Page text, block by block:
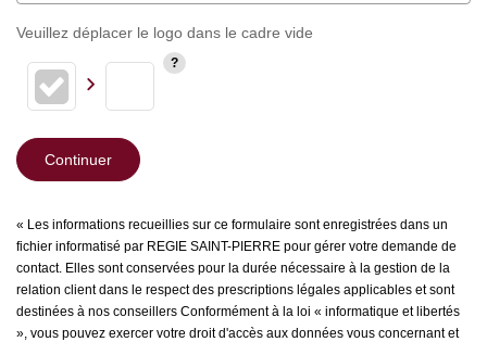
Veuillez déplacer le logo dans le cadre vide
Continuer
« Les informations recueillies sur ce formulaire sont enregistrées dans un
fichier informatisé par REGIE SAINT-PIERRE pour gérer votre demande de
contact. Elles sont conservées pour la durée nécessaire à la gestion de la
relation client dans le respect des prescriptions légales applicables et sont
destinées à nos conseillers Conformément à la loi « informatique et libertés
», vous pouvez exercer votre droit d'accès aux données vous concernant et